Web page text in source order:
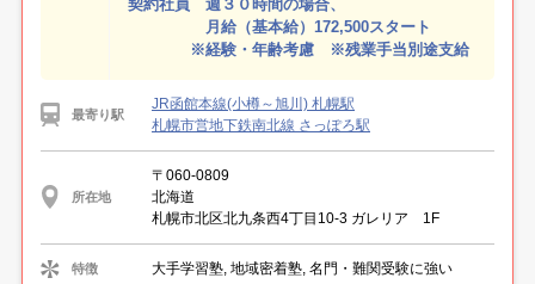
契約社員 週３０時間の場合、
月給（基本給）172,500スタート
※経験・年齢考慮 ※残業手当別途支給
最寄り駅
JR函館本線(小樽～旭川) 札幌駅
札幌市営地下鉄南北線 さっぽろ駅
所在地
〒060-0809
北海道
札幌市北区北九条西4丁目10-3 ガレリア 1F
特徴 大手学習塾, 地域密着塾, 名門・難関受験に強い